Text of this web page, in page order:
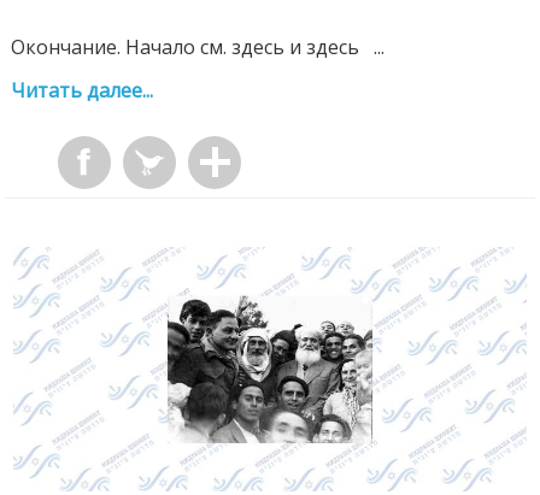
Окончание. Начало см. здесь и здесь ...
Читать далее...